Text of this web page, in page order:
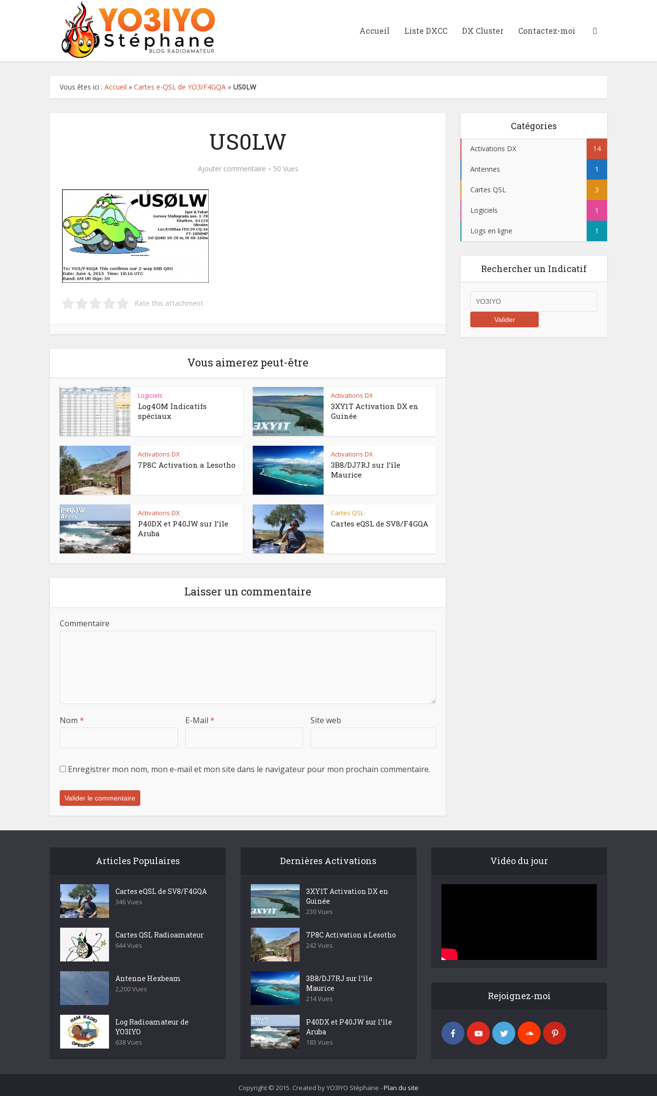
Accueil Liste DXCC DX Cluster Contactez-moi
Vous êtes ici : Accueil » Cartes e-QSL de YO3/F4GQA » US0LW
US0LW
Ajouter commentaire 50 Vues
Rate this attachment
Vous aimerez peut-être
Logiciels
Log4OM Indicatifs
spéciaux
Activations DX
3XY1T Activation DX en
Guinée
Activations DX
7P8C Activation a Lesotho
Activations DX
3B8/DJ7RJ sur l’île
Maurice
Activations DX
P40DX et P40JW sur l’île
Aruba
Cartes QSL
Cartes eQSL de SV8/F4GQA
Laisser un commentaire
Commentaire
Nom * E-Mail * Site web
Enregistrer mon nom, mon e-mail et mon site dans le navigateur pour mon prochain commentaire.
Catégories
Activations DX 14
Antennes 1
Cartes QSL 3
Logiciels 1
Logs en ligne 1
Rechercher un Indicatif
Articles Populaires
Cartes eQSL de SV8/F4GQA
346 Vues
Cartes QSL Radioamateur
644 Vues
Antenne Hexbeam
2,200 Vues
Log Radioamateur de
YO3IYO
638 Vues
Dernières Activations
3XY1T Activation DX en
Guinée
230 Vues
7P8C Activation a Lesotho
242 Vues
3B8/DJ7RJ sur l’île
Maurice
214 Vues
P40DX et P40JW sur l’île
Aruba
183 Vues
Vidéo du jour
Rejoignez-moi
Copyright © 2015. Created by YO3IYO Stéphane -Plan du site